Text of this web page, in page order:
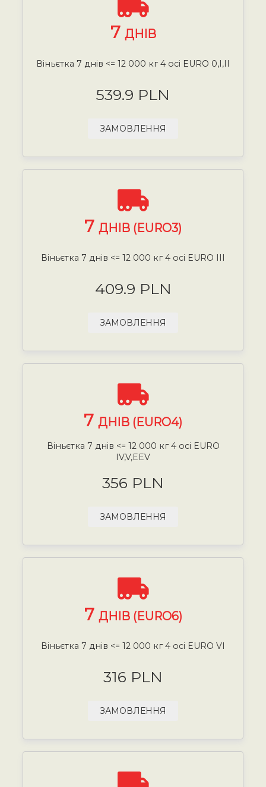
7 ДНІВ
Віньєтка 7 днів <= 12 000 кг 4 осі EURO 0,I,II
539.9 PLN
ЗАМОВЛЕННЯ
7 ДНІВ (EURO3)
Віньєтка 7 днів <= 12 000 кг 4 осі EURO III
409.9 PLN
ЗАМОВЛЕННЯ
7 ДНІВ (EURO4)
Віньєтка 7 днів <= 12 000 кг 4 осі EURO
IV,V,EEV
356 PLN
ЗАМОВЛЕННЯ
7 ДНІВ (EURO6)
Віньєтка 7 днів <= 12 000 кг 4 осі EURO VI
316 PLN
ЗАМОВЛЕННЯ